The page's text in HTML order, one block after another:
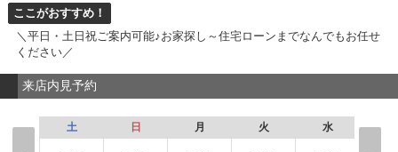
ここがおすすめ！
＼平日・土日祝ご案内可能♪お家探し～住宅ローンまでなんでもお任せ
ください／
来店内見予約
土 日 月 火 水